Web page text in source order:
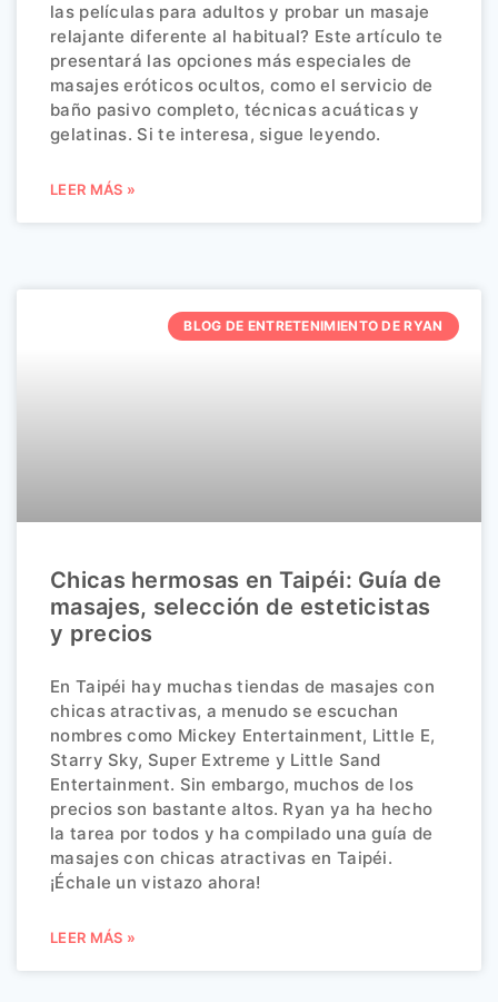
las películas para adultos y probar un masaje
relajante diferente al habitual? Este artículo te
presentará las opciones más especiales de
masajes eróticos ocultos, como el servicio de
baño pasivo completo, técnicas acuáticas y
gelatinas. Si te interesa, sigue leyendo.
LEER MÁS »
BLOG DE ENTRETENIMIENTO DE RYAN
Chicas hermosas en Taipéi: Guía de
masajes, selección de esteticistas
y precios
En Taipéi hay muchas tiendas de masajes con
chicas atractivas, a menudo se escuchan
nombres como Mickey Entertainment, Little E,
Starry Sky, Super Extreme y Little Sand
Entertainment. Sin embargo, muchos de los
precios son bastante altos. Ryan ya ha hecho
la tarea por todos y ha compilado una guía de
masajes con chicas atractivas en Taipéi.
¡Échale un vistazo ahora!
LEER MÁS »